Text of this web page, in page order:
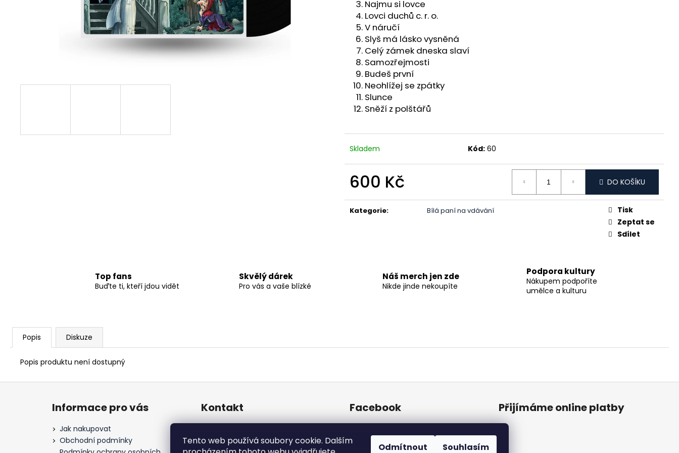
Tento web používá soubory cookie. Dalším
Odmítnout Souhlasím
Najmu si lovce
Lovci duchů c. r. o.
V náručí
Slyš má lásko vysněná
Celý zámek dneska slaví
Samozřejmosti
Budeš první
Neohlížej se zpátky
Slunce
Sněží z polštářů
Skladem Kód: 60
600 Kč DO KOŠÍKU
Kategorie: Bílá paní na vdávání
Tisk
Zeptat se
Sdílet
Top fans
Buďte ti, kteří jdou vidět
Skvělý dárek
Pro vás a vaše blízké
Náš merch jen zde
Nikde jinde nekoupíte
Podpora kultury
Nákupem podpoříte
umělce a kulturu
Popis Diskuze
Popis produktu není dostupný
FUNKČNÍ BALÍČEK PRO DVA - BÍLÁ PANÍ
500 Kč
PÁNSKÉ TRIČKO CROSSBAND
390 Kč
CD BÍLÁ PANÍ NA VDÁVÁNÍ A
CROSSBAND
250 Kč
Informace pro vás
Jak nakupovat
Obchodní podmínky
Kontakt
Facebook
Facebook Přijímáme online platby